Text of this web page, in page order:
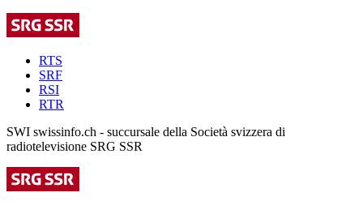
RTS
SRF
RSI
RTR
SWI swissinfo.ch - succursale della Società svizzera di
radiotelevisione SRG SSR